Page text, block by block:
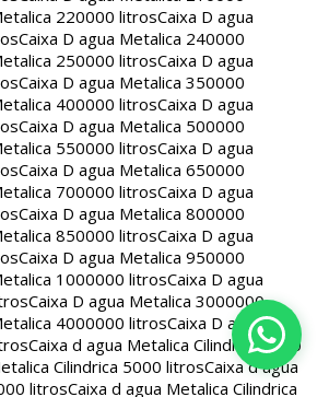
220000 litrosCaixa D agua
Caixa D agua Metalica 240000
250000 litrosCaixa D agua
Caixa D agua Metalica 350000
400000 litrosCaixa D agua
Caixa D agua Metalica 500000
550000 litrosCaixa D agua
Caixa D agua Metalica 650000
700000 litrosCaixa D agua
Caixa D agua Metalica 800000
850000 litrosCaixa D agua
Caixa D agua Metalica 950000
1000000 litrosCaixa D agua
Caixa D agua Metalica 3000000
4000000 litrosCaixa D agua
Caixa d agua Metalica Cilindrica 2000
Cilindrica 5000 litrosCaixa d agua
litrosCaixa d agua Metalica Cilindrica